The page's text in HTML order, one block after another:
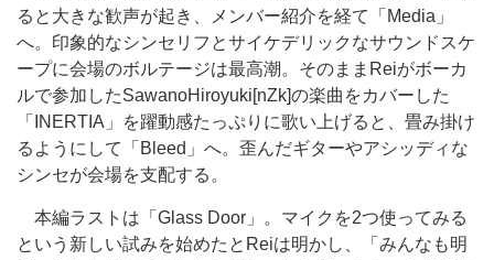
ると大きな歓声が起き、メンバー紹介を経て「Media」
へ。印象的なシンセリフとサイケデリックなサウンドスケ
ープに会場のボルテージは最高潮。そのままReiがボーカ
ルで参加したSawanoHiroyuki[nZk]の楽曲をカバーした
「INERTIA」を躍動感たっぷりに歌い上げると、畳み掛け
るようにして「Bleed」へ。歪んだギターやアシッディな
シンセが会場を支配する。
本編ラストは「Glass Door」。マイクを2つ使ってみる
という新しい試みを始めたとReiは明かし、「みんなも明